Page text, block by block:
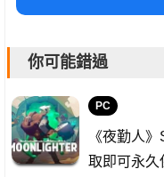
你可能錯過
PC
《夜勤人
取即可永久